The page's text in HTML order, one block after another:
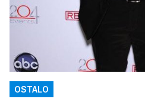
OSTALO